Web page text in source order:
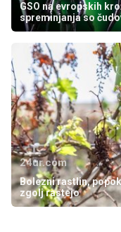
GSO na evropskih
spreminjanja so
24ur.com
Bolezni rastlin,
zgolj rastejo